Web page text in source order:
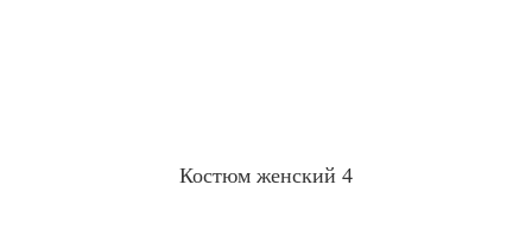
Костюм женский 4